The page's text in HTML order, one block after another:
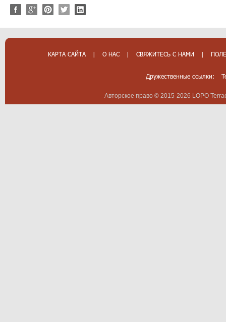
КАРТА САЙТА | О НАС | СВЯЖИТЕСЬ С НАМИ |
Дружественные ссылки:
Авторское право © 2015-2026 LOPO